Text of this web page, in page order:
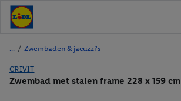
/ Zwembaden & jacuzzi's
CRIVIT
Zwembad met stalen frame 228 x 159 cm